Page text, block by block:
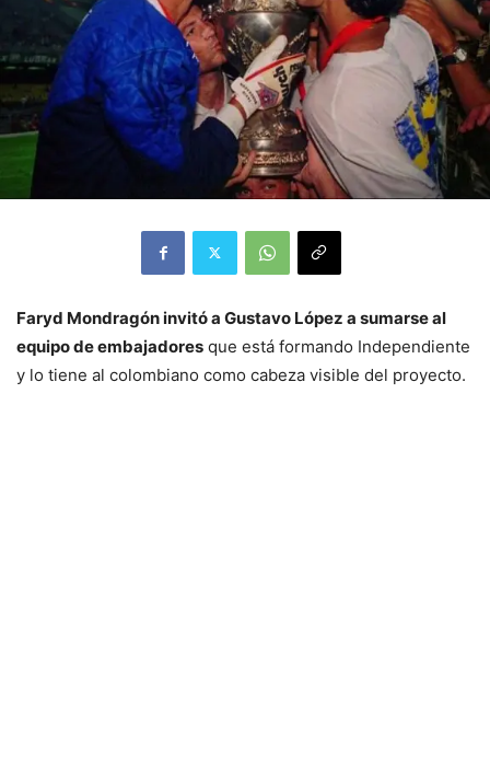
Faryd Mondragón invitó a Gustavo López a sumarse al
equipo de embajadores que está formando Independiente
y lo tiene al colombiano como cabeza visible del proyecto.